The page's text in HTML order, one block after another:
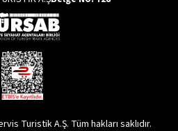
Turistik A.Ş. Tüm hakları saklıdır.